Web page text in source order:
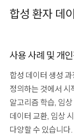
합성 환자 데
사용 사례 및 개
합성 데이터 생성
정의하는 것에서 시
알고리즘 학습, 임
데이터 교환, 임상
다양할 수 있습니다